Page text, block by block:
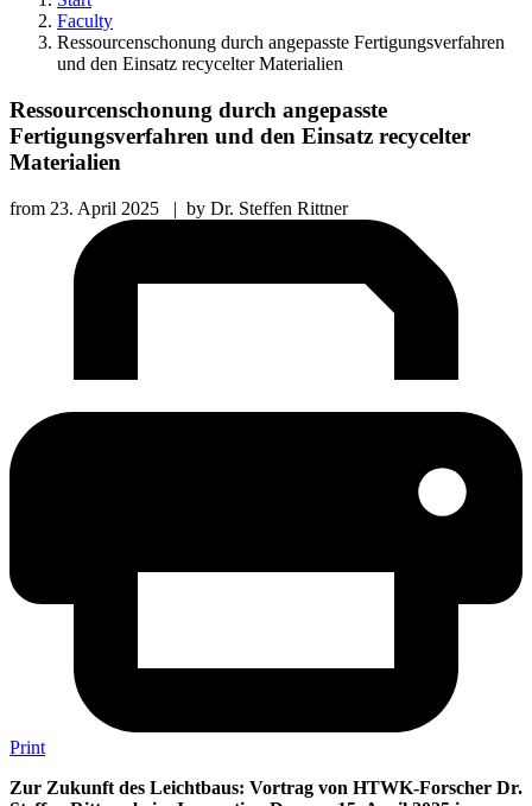
Faculty
Ressourcenschonung durch angepasste Fertigungsverfahren
und den Einsatz recycelter Materialien
Ressourcenschonung durch angepasste
Fertigungsverfahren und den Einsatz recycelter
Materialien
from 23. April 2025 | by Dr. Steffen Rittner
Print
Zur Zukunft des Leichtbaus: Vortrag von HTWK-Forscher Dr.